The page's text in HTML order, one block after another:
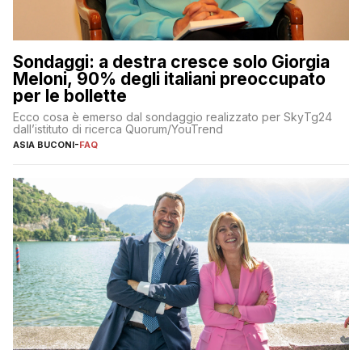
Sondaggi: a destra cresce solo Giorgia
Meloni, 90% degli italiani preoccupato
per le bollette
Ecco cosa è emerso dal sondaggio realizzato per SkyTg24
dall’istituto di ricerca Quorum/YouTrend
ASIA BUCONI-FAQ